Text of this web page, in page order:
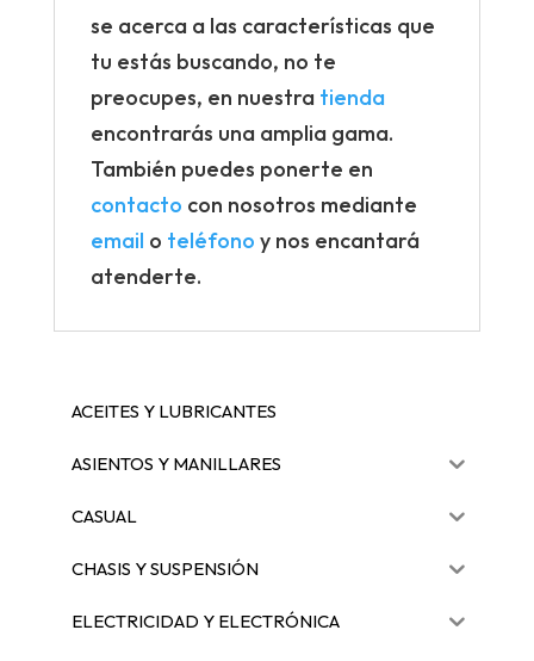
se acerca a las características que
tu estás buscando, no te
preocupes, en nuestra tienda
encontrarás una amplia gama.
También puedes ponerte en
contacto con nosotros mediante
email o teléfono y nos encantará
atenderte.
ACEITES Y LUBRICANTES
ASIENTOS Y MANILLARES
CASUAL
CHASIS Y SUSPENSIÓN
ELECTRICIDAD Y ELECTRÓNICA